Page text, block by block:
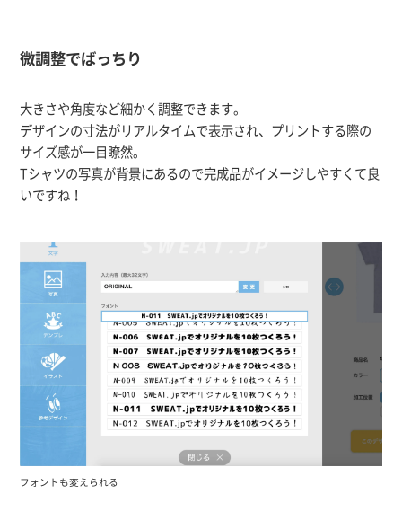
微調整でばっちり
大きさや角度など細かく調整できます。
デザインの寸法がリアルタイムで表示され、プリントする際の
サイズ感が一目瞭然。
Tシャツの写真が背景にあるので完成品がイメージしやすくて良
いですね！
フォントも変えられる